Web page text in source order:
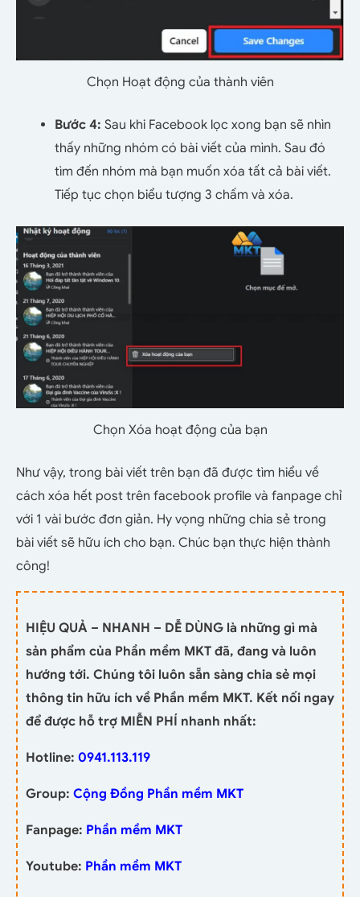
Chọn Hoạt động của thành viên
Bước 4: Sau khi Facebook lọc xong bạn sẽ nhìn
thấy những nhóm có bài viết của mình. Sau đó
tìm đến nhóm mà bạn muốn xóa tất cả bài viết.
Tiếp tục chọn biểu tượng 3 chấm và xóa.
Chọn Xóa hoạt động của bạn
Như vậy, trong bài viết trên bạn đã được tìm hiểu về
cách xóa hết post trên facebook profile và fanpage chỉ
với 1 vài bước đơn giản. Hy vọng những chia sẻ trong
bài viết sẽ hữu ích cho bạn. Chúc bạn thực hiện thành
công!
HIỆU QUẢ – NHANH – DỄ DÙNG là những gì mà
sản phẩm của Phần mềm MKT đã, đang và luôn
hướng tới. Chúng tôi luôn sẵn sàng chia sẻ mọi
thông tin hữu ích về Phần mềm MKT. Kết nối ngay
để được hỗ trợ MIỄN PHÍ nhanh nhất:
Hotline: 0941.113.119
Group: Cộng Đồng Phần mềm MKT
Fanpage: Phần mềm MKT
Youtube: Phần mềm MKT